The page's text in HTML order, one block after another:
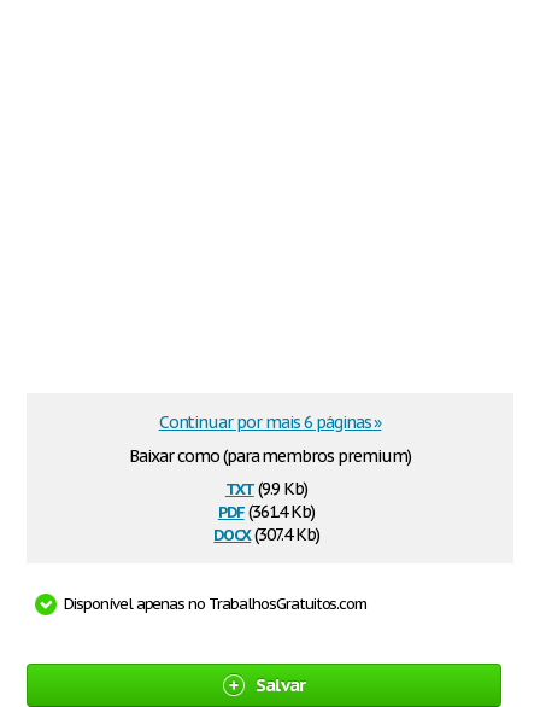
Baixar como (para membros premium)
txt(9.9 Kb)
pdf(361.4 Kb)
docx(307.4 Kb)
Continuar por mais 6 páginas »
Disponível apenas no TrabalhosGratuitos.com
Salvar